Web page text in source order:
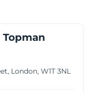
London, W1T 3NL